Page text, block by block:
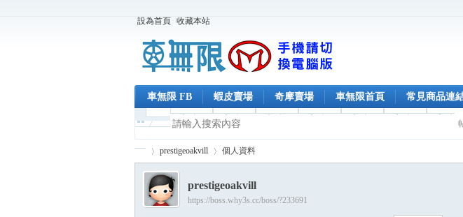
設為首頁 收藏本站
車無限 FB 蝦皮賣場 奇摩賣場 車無限首頁 常見商品連
›
prestigeoakvill 個人資料
prestigeoakvill
https://boss.why3s.cc/boss/?233691